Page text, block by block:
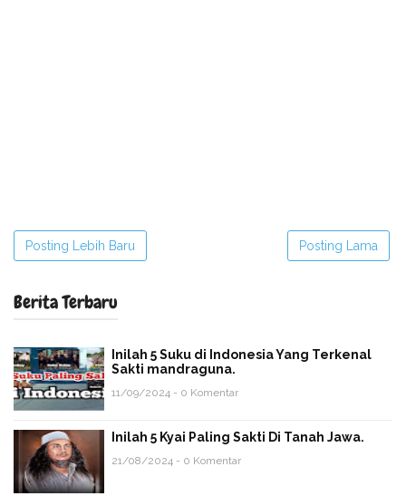
Posting Lebih Baru Posting Lama
Berita Terbaru
Inilah 5 Suku di Indonesia Yang Terkenal
Sakti mandraguna.
11/09/2024 - 0 Komentar
Inilah 5 Kyai Paling Sakti Di Tanah Jawa.
21/08/2024 - 0 Komentar